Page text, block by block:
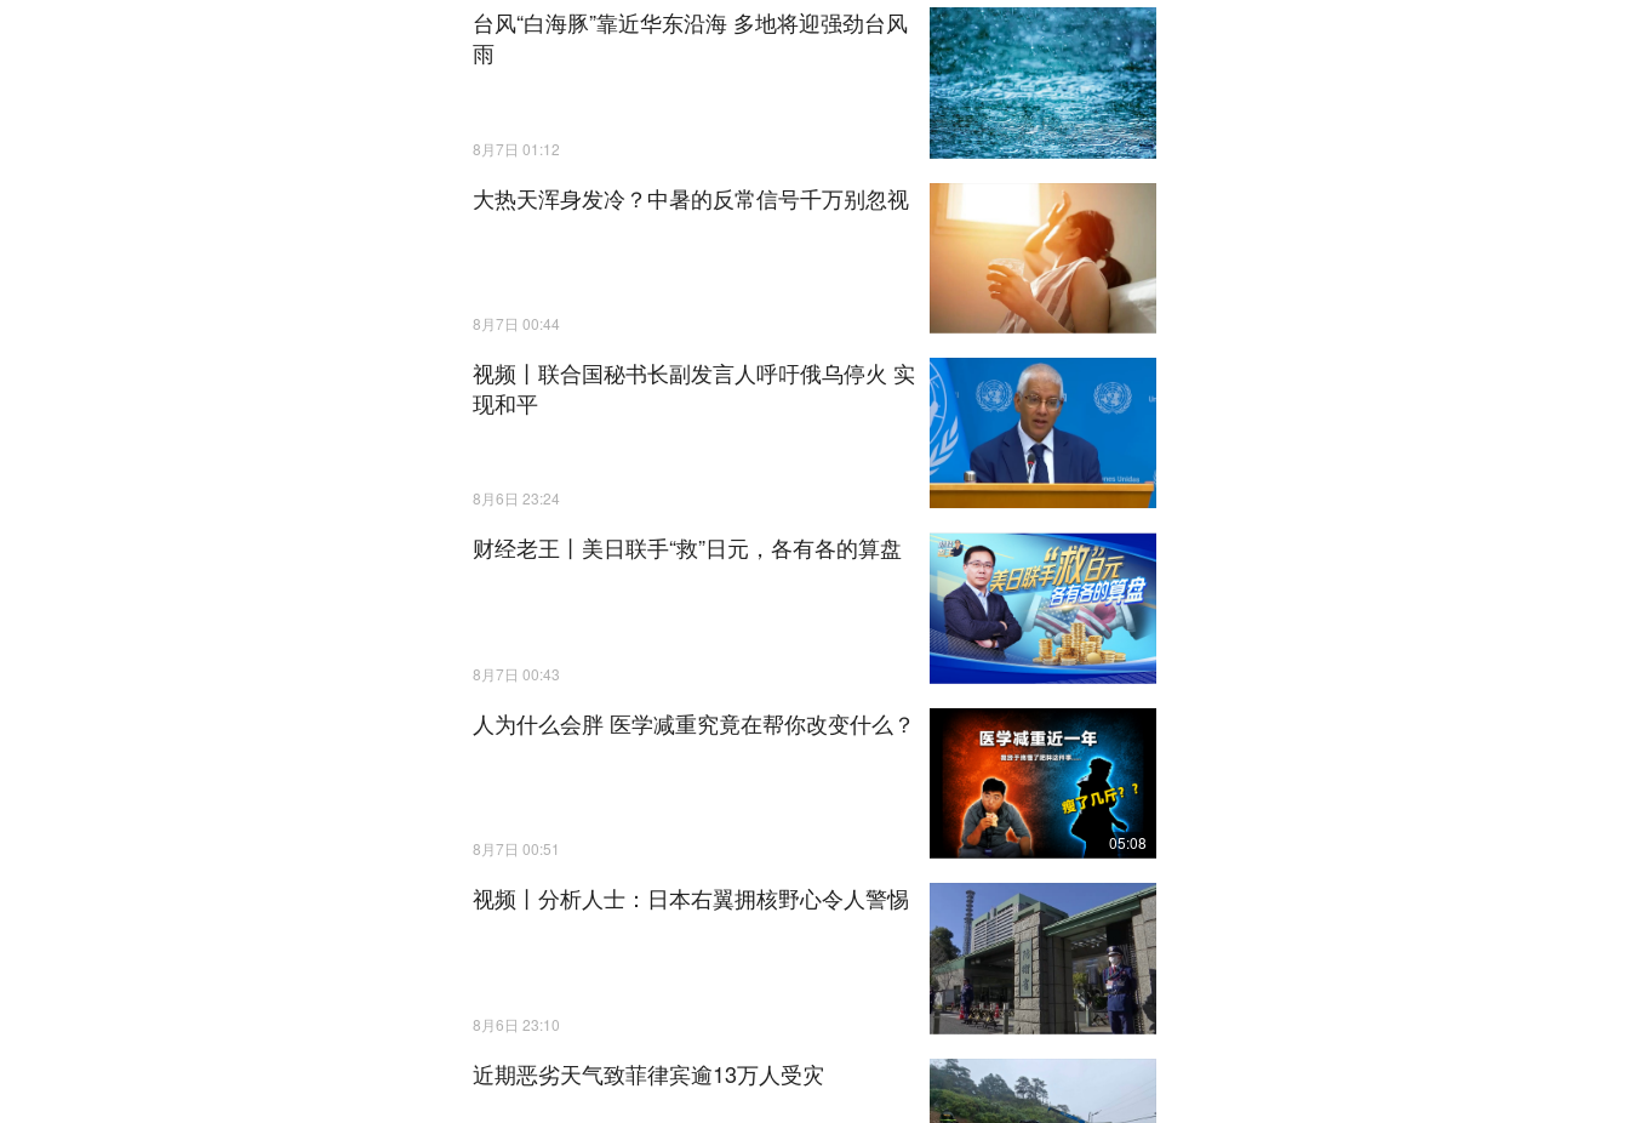
台风“白海豚”靠近华东沿海 多地将迎强劲台风
雨
8月7日 01:12
大热天浑身发冷？中暑的反常信号千万别忽视
8月7日 00:44
视频丨联合国秘书长副发言人呼吁俄乌停火 实
现和平
8月6日 23:24
财经老王丨美日联手“救”日元，各有各的算盘
8月7日 00:43
人为什么会胖 医学减重究竟在帮你改变什么？
8月7日 00:51 05:08
视频丨分析人士：日本右翼拥核野心令人警惕
8月6日 23:10
近期恶劣天气致菲律宾逾13万人受灾